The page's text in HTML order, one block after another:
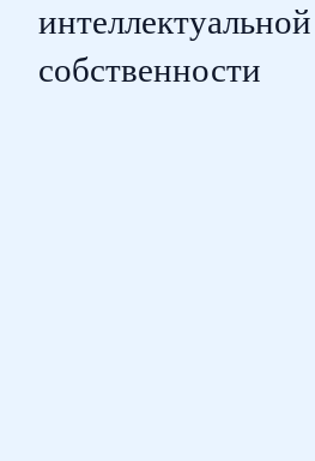
интеллектуальной
собственности